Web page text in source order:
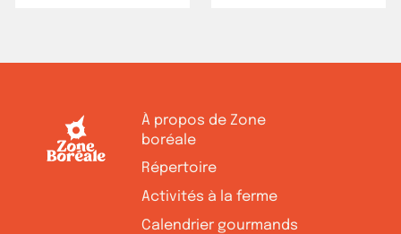
À propos de Zone
boréale
Répertoire
Activités à la ferme
Calendrier gourmands